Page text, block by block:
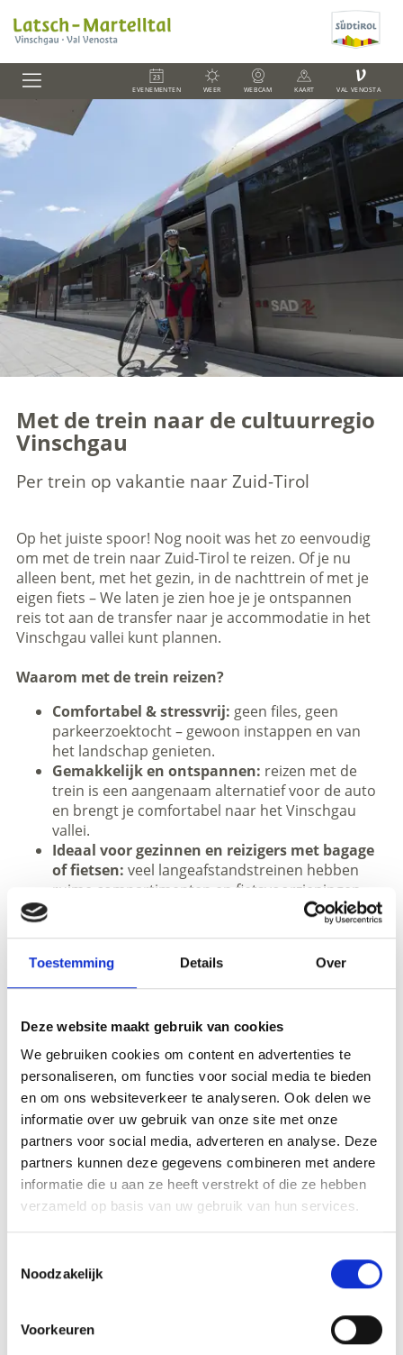
Toestemming Details Over
Deze website maakt gebruik van cookies
We gebruiken cookies om content en advertenties te
personaliseren, om functies voor social media te bieden
en om ons websiteverkeer te analyseren. Ook delen we
informatie over uw gebruik van onze site met onze
partners voor social media, adverteren en analyse. Deze
partners kunnen deze gegevens combineren met andere
informatie die u aan ze heeft verstrekt of die ze hebben
verzameld op basis van uw gebruik van hun services.
Noodzakelijk
Voorkeuren
EVENEMENTEN WEER WEBCAM KAART
V
VAL VENOSTA
Met de trein naar de cultuurregio
Vinschgau
Per trein op vakantie naar Zuid-Tirol
Op het juiste spoor! Nog nooit was het zo eenvoudig
om met de trein naar Zuid-Tirol te reizen. Of je nu
alleen bent, met het gezin, in de nachttrein of met je
eigen fiets – We laten je zien hoe je je ontspannen
reis tot aan de transfer naar je accommodatie in het
Vinschgau vallei kunt plannen.
Waarom met de trein reizen?
Comfortabel & stressvrij: geen files, geen
parkeerzoektocht – gewoon instappen en van
het landschap genieten.
Gemakkelijk en ontspannen: reizen met de
trein is een aangenaam alternatief voor de auto
en brengt je comfortabel naar het Vinschgau
vallei.
Ideaal voor gezinnen en reizigers met bagage
of fietsen: veel langeafstandstreinen hebben
ruime compartimenten en fietsvoorzieningen.
Südtirol Guest
maak je gemakkelijk en zonder
Zuid-Tirol – helemaal zonder auto.
TREINSTATIONS IN VINSCHGAU VALLEI
TONEN OP KAART (DUITS)
Meer interessante links